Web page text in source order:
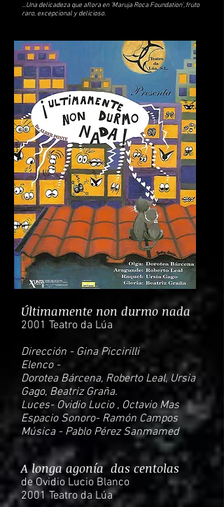
...Una delicadeza que aflora en ‘Maruja Roca Foundation’, fruto
raro, excepcional y delicioso.
Últimamente non durmo nada
2001 Teatro da Lúa
Dirección - Gina Piccirilli
Elenco -
Dorotea Bárcena, Roberto Leal, Ursia
Gago, Beatriz Graña.
Luces- Ovidio Lucio , Octavio Mas
Espacio Sonoro- Ramón Campos
Música - Pablo Pérez Sanmamed
A longa agonía das centolas
de Ovidio Lucio Blanco
2001 Teatro da Lúa